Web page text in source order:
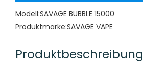
Modell:SAVAGE BUBBLE 15000
Produktmarke:SAVAGE VAPE
Produktbeschreibung